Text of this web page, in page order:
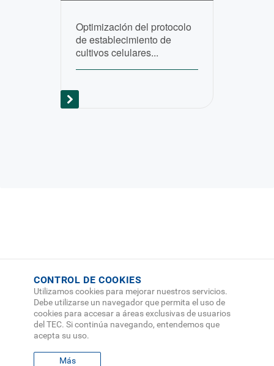
Optimización del protocolo
de establecimiento de
cultivos celulares...
CONTROL DE COOKIES
Utilizamos cookies para mejorar nuestros servicios.
Debe utilizarse un navegador que permita el uso de
cookies para accesar a áreas exclusivas de usuarios
del TEC. Si continúa navegando, entendemos que
acepta su uso.
Más